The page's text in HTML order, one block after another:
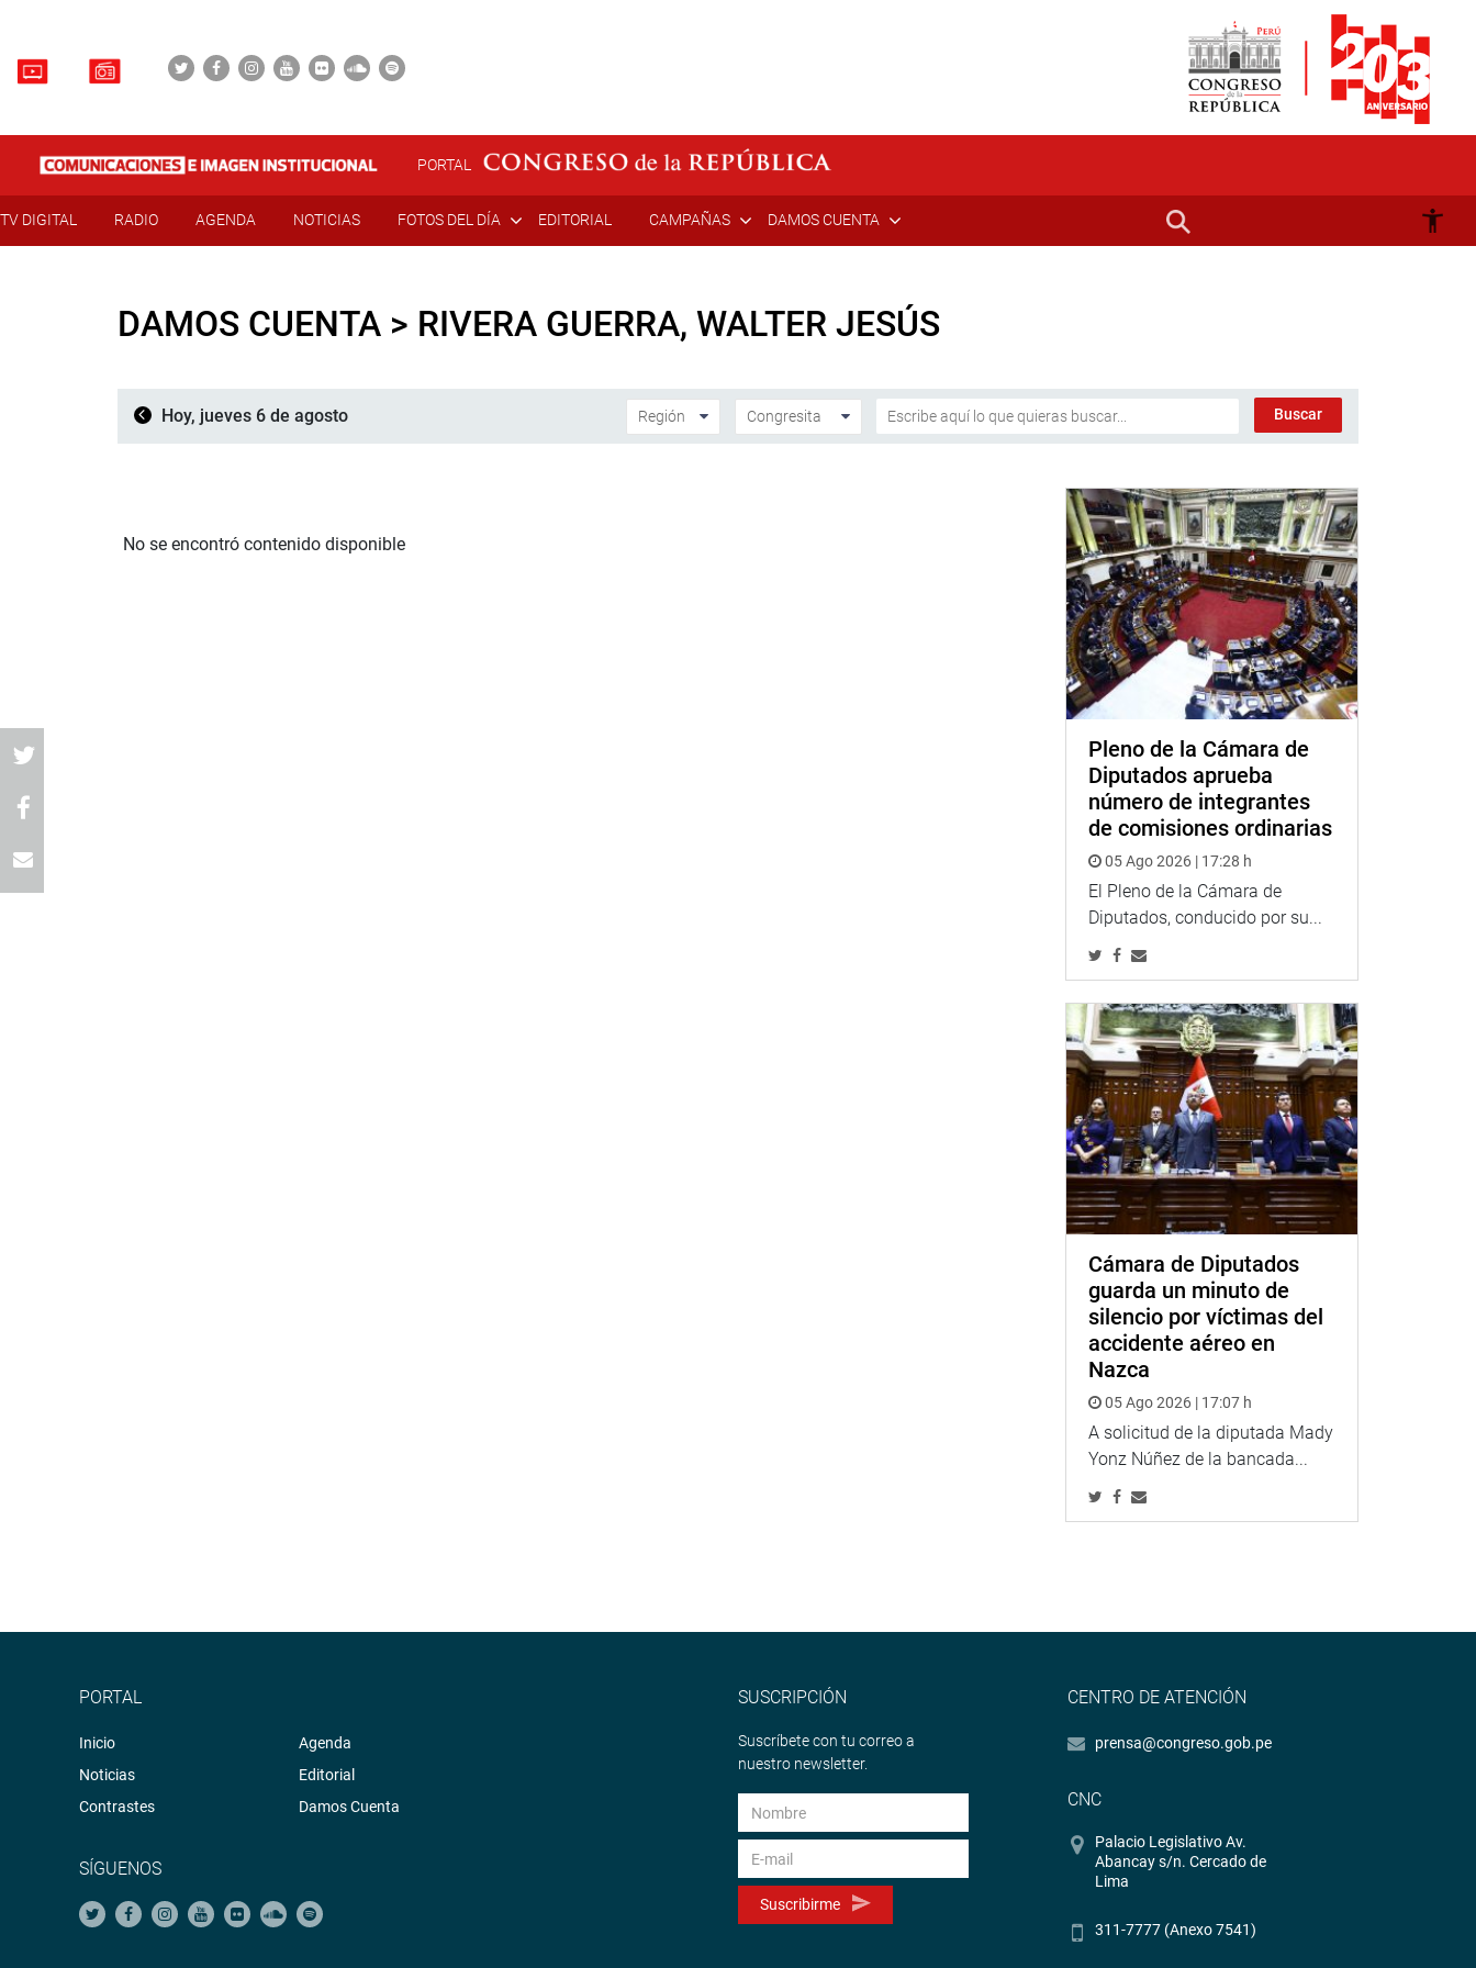
PORTAL
TV DIGITAL RADIO AGENDA NOTICIAS FOTOS DEL DÍA EDITORIAL CAMPAÑAS DAMOS CUENTA
DAMOS CUENTA > RIVERA GUERRA, WALTER JESÚS
Hoy, jueves 6 de agosto
No se encontró contenido disponible
Pleno de la Cámara de
Diputados aprueba
número de integrantes
de comisiones ordinarias
05 Ago 2026 | 17:28 h
El Pleno de la Cámara de
Diputados, conducido por su...
Cámara de Diputados
guarda un minuto de
silencio por víctimas del
accidente aéreo en
Nazca
05 Ago 2026 | 17:07 h
A solicitud de la diputada Mady
Yonz Núñez de la bancada...
PORTAL
Inicio
Noticias
Contrastes
Agenda
Editorial
Damos Cuenta
SÍGUENOS
SUSCRIPCIÓN
Suscríbete con tu correo a
nuestro newsletter.
Suscribirme
CENTRO DE ATENCIÓN
prensa@congreso.gob.pe
CNC
Palacio Legislativo Av.
Abancay s/n. Cercado de
Lima
311-7777 (Anexo 7541)